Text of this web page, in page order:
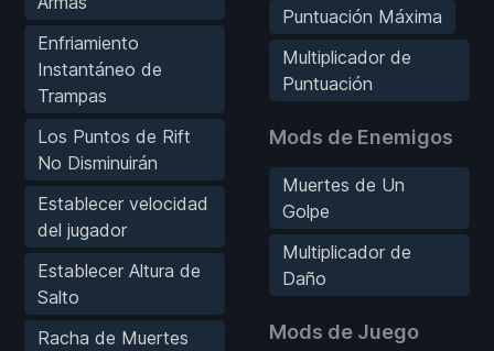
Enfriamiento
Instantáneo de
Trampas
Los Puntos de Rift
No Disminuirán
Establecer velocidad
del jugador
Establecer Altura de
Salto
Racha de Muertes
Puntuación Máxima
Multiplicador de
Puntuación
Mods de Enemigos
Muertes de Un
Golpe
Multiplicador de
Daño
Mods de Juego